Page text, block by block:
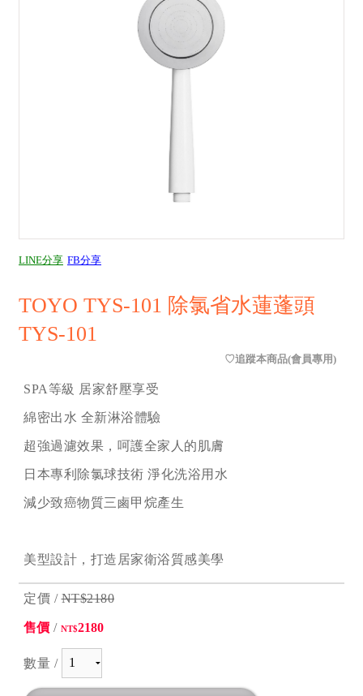
LINE分享 FB分享
TOYO TYS-101 除氯省水蓮蓬頭
TYS-101
SPA等級 居家舒壓享受
綿密出水 全新淋浴體驗
超強過濾效果，呵護全家人的肌膚
日本專利除氯球技術 淨化洗浴用水
減少致癌物質三鹵甲烷產生
美型設計，打造居家衛浴質感美學
定價 /NT$2180
售價 / NT$2180
數量 /